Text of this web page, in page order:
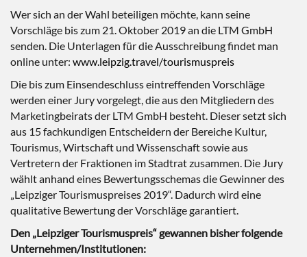
Wer sich an der Wahl beteiligen möchte, kann seine
Vorschläge bis zum 21. Oktober 2019 an die LTM GmbH
senden. Die Unterlagen für die Ausschreibung findet man
online unter: www.leipzig.travel/tourismuspreis
Die bis zum Einsendeschluss eintreffenden Vorschläge
werden einer Jury vorgelegt, die aus den Mitgliedern des
Marketingbeirats der LTM GmbH besteht. Dieser setzt sich
aus 15 fachkundigen Entscheidern der Bereiche Kultur,
Tourismus, Wirtschaft und Wissenschaft sowie aus
Vertretern der Fraktionen im Stadtrat zusammen. Die Jury
wählt anhand eines Bewertungsschemas die Gewinner des
„Leipziger Tourismuspreises 2019“. Dadurch wird eine
qualitative Bewertung der Vorschläge garantiert.
Den „Leipziger Tourismuspreis“ gewannen bisher folgende
Unternehmen/Institutionen: